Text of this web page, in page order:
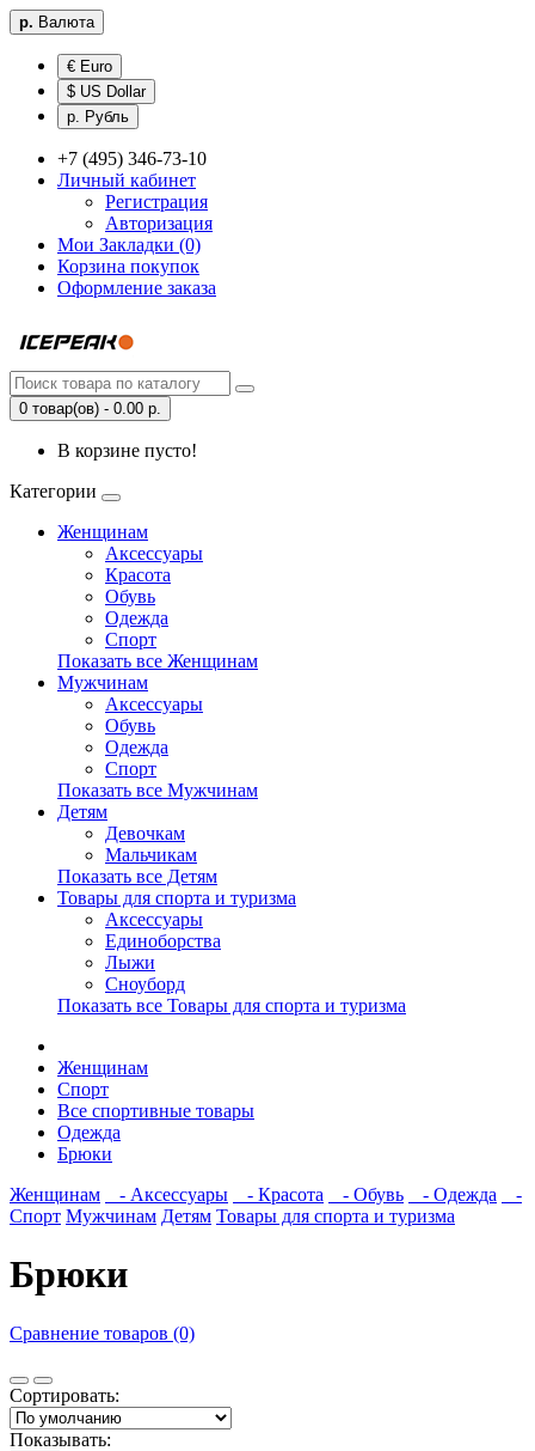
р. Валюта
€ Euro
$ US Dollar
р. Рубль
+7 (495) 346-73-10
Личный кабинет
Регистрация
Авторизация
Мои Закладки (0)
Корзина покупок
Оформление заказа
0 товар(ов) - 0.00 р.
В корзине пусто!
Категории
Женщинам
Аксессуары
Красота
Обувь
Одежда
Спорт
Показать все Женщинам
Мужчинам
Аксессуары
Обувь
Одежда
Спорт
Показать все Мужчинам
Детям
Девочкам
Мальчикам
Показать все Детям
Товары для спорта и туризма
Аксессуары
Единоборства
Лыжи
Сноуборд
Показать все Товары для спорта и туризма
Женщинам
Спорт
Все спортивные товары
Одежда
Брюки
Женщинам
- Аксессуары - Красота - Обувь - Одежда
-
Спорт Мужчинам Детям Товары для спорта и туризма
Брюки
Сравнение товаров (0)
Сортировать:
Показывать: